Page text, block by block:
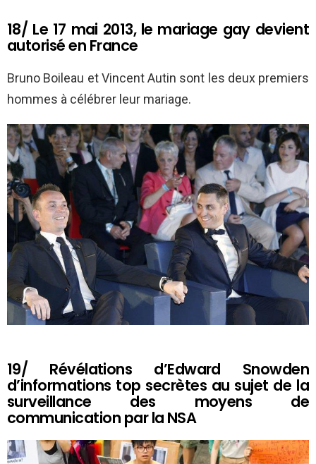
18/ Le 17 mai 2013, le mariage gay devient
autorisé en France
Bruno Boileau et Vincent Autin sont les deux premiers
hommes à célébrer leur mariage.
19/ Révélations d’Edward Snowden
d’informations top secrètes au sujet de la
surveillance des moyens de
communication par la NSA